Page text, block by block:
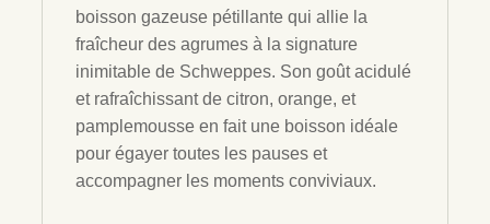
boisson gazeuse pétillante qui allie la
fraîcheur des agrumes à la signature
inimitable de Schweppes. Son goût acidulé
et rafraîchissant de citron, orange, et
pamplemousse en fait une boisson idéale
pour égayer toutes les pauses et
accompagner les moments conviviaux.